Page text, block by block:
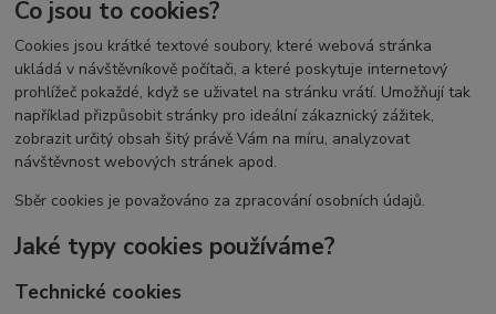
Co jsou to cookies?
Cookies jsou krátké textové soubory, které webová stránka
ukládá v návštěvníkově počítači, a které poskytuje internetový
prohlížeč pokaždé, když se uživatel na stránku vrátí. Umožňují tak
například přizpůsobit stránky pro ideální zákaznický zážitek,
zobrazit určitý obsah šitý právě Vám na míru, analyzovat
návštěvnost webových stránek apod.
Sběr cookies je považováno za zpracování osobních údajů.
Jaké typy cookies používáme?
Technické cookies